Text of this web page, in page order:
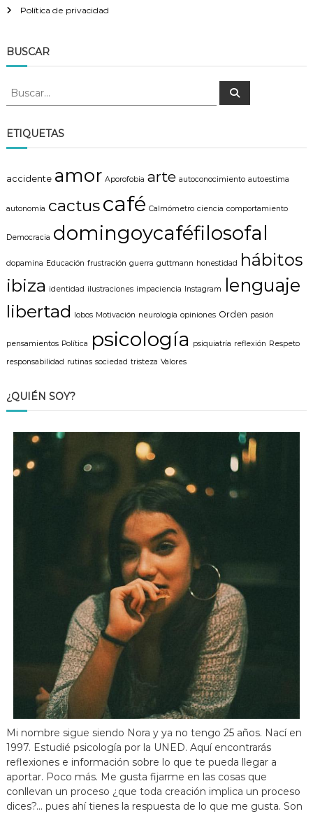
Política de privacidad
BUSCAR
B
c
a
:
B
ETIQUETAS
accidente amor Aporofobia arte autoconocimiento autoestima
autonomía cactuscafé Calmómetro ciencia comportamiento
Democracia domingoycaféfilosofal
dopamina Educación frustración guerra guttmann honestidad hábitos
ibiza identidad ilustraciones impaciencia Instagram lenguaje
libertad lobos Motivación neurología opiniones Orden pasión
pensamientos Política psicología psiquiatría reflexión Respeto
responsabilidad rutinas sociedad tristeza Valores
¿QUIÉN SOY?
Mi nombre sigue siendo Nora y ya no tengo 25 años. Nací en
1997. Estudié psicología por la UNED. Aquí encontrarás
reflexiones e información sobre lo que te pueda llegar a
aportar. Poco más. Me gusta fijarme en las cosas que
conllevan un proceso ¿que toda creación implica un proceso
dices?... pues ahí tienes la respuesta de lo que me gusta. Son